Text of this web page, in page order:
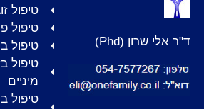
ד"ר אלי שרון (Phd)
טיפול
טיפול
טיפול
טיפול
מיניים
טיפול